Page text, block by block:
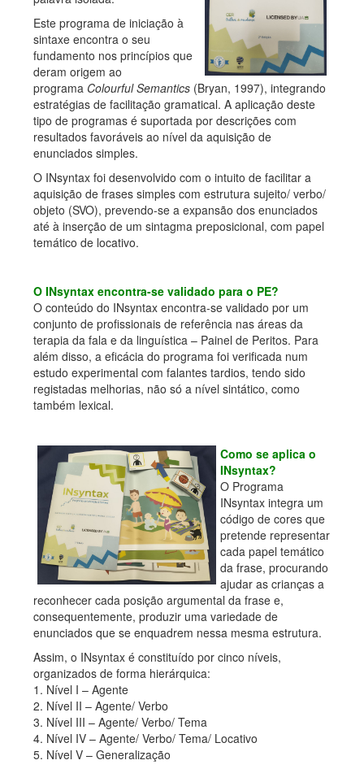
Este programa de iniciação à
sintaxe encontra o seu
fundamento nos princípios que
deram origem ao
programa Colourful Semantics (Bryan, 1997), integrando
estratégias de facilitação gramatical. A aplicação deste
tipo de programas é suportada por descrições com
resultados favoráveis ao nível da aquisição de
enunciados simples.
O INsyntax foi desenvolvido com o intuito de facilitar a
aquisição de frases simples com estrutura sujeito/ verbo/
objeto (SVO), prevendo-se a expansão dos enunciados
até à inserção de um sintagma preposicional, com papel
temático de locativo.
O INsyntax encontra-se validado para o PE?
O conteúdo do INsyntax encontra-se validado por um
conjunto de profissionais de referência nas áreas da
terapia da fala e da linguística – Painel de Peritos. Para
além disso, a eficácia do programa foi verificada num
estudo experimental com falantes tardios, tendo sido
registadas melhorias, não só a nível sintático, como
também lexical.
Como se aplica o
INsyntax?
O Programa
INsyntax integra um
código de cores que
pretende representar
cada papel temático
da frase, procurando
ajudar as crianças a
reconhecer cada posição argumental da frase e,
consequentemente, produzir uma variedade de
enunciados que se enquadrem nessa mesma estrutura.
Assim, o INsyntax é constituído por cinco níveis,
organizados de forma hierárquica:
1. Nível I – Agente
2. Nível II – Agente/ Verbo
3. Nível III – Agente/ Verbo/ Tema
4. Nível IV – Agente/ Verbo/ Tema/ Locativo
5. Nível V – Generalização